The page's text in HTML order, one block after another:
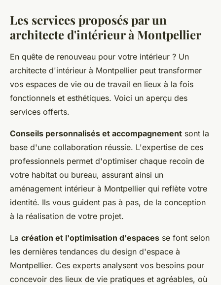
Les services proposés par un
architecte d'intérieur à Montpellier
En quête de renouveau pour votre intérieur ? Un
architecte d'intérieur à Montpellier peut transformer
vos espaces de vie ou de travail en lieux à la fois
fonctionnels et esthétiques. Voici un aperçu des
services offerts.
Conseils personnalisés et accompagnement sont la
base d'une collaboration réussie. L'expertise de ces
professionnels permet d'optimiser chaque recoin de
votre habitat ou bureau, assurant ainsi un
aménagement intérieur à Montpellier qui reflète votre
identité. Ils vous guident pas à pas, de la conception
à la réalisation de votre projet.
La création et l'optimisation d'espaces se font selon
les dernières tendances du design d'espace à
Montpellier. Ces experts analysent vos besoins pour
concevoir des lieux de vie pratiques et agréables, où